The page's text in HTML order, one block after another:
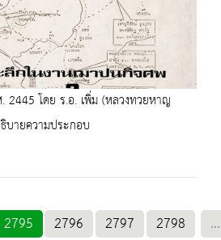
2445 โดย ร.อ. เพิ่ม (หลวงทวยหาญ
บายความประกอบ
2795 2796 2797 2798 ...